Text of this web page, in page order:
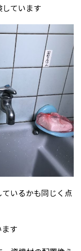
ています
いるかも同じく点
す